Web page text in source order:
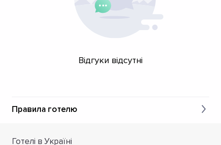
Відгуки відсутні
Правила готелю
Готелі в Україні